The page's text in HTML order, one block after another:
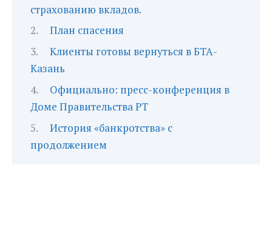
страхованию вкладов.
План спасения
Клиенты готовы вернуться в БТА-
Казань
Официально: пресс-конференция в
Доме Правительства РТ
История «банкротства» с
продолжением